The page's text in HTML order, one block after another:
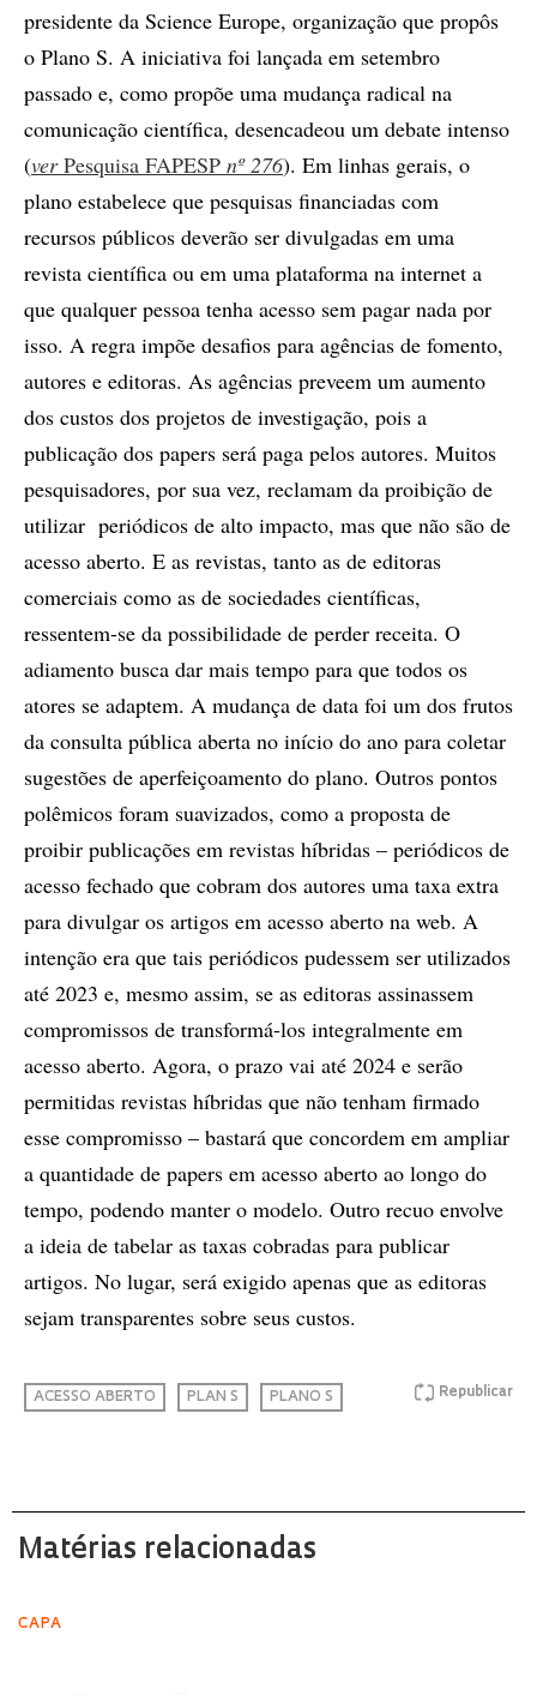
presidente da Science Europe, organização que propôs
o Plano S. A iniciativa foi lançada em setembro
passado e, como propõe uma mudança radical na
comunicação científica, desencadeou um debate intenso
(verPesquisa FAPESP nº 276). Em linhas gerais, o
plano estabelece que pesquisas financiadas com
recursos públicos deverão ser divulgadas em uma
revista científica ou em uma plataforma na internet a
que qualquer pessoa tenha acesso sem pagar nada por
isso. A regra impõe desafios para agências de fomento,
autores e editoras. As agências preveem um aumento
dos custos dos projetos de investigação, pois a
publicação dos papers será paga pelos autores. Muitos
pesquisadores, por sua vez, reclamam da proibição de
utilizar periódicos de alto impacto, mas que não são de
acesso aberto. E as revistas, tanto as de editoras
comerciais como as de sociedades científicas,
ressentem-se da possibilidade de perder receita. O
adiamento busca dar mais tempo para que todos os
atores se adaptem. A mudança de data foi um dos frutos
da consulta pública aberta no início do ano para coletar
sugestões de aperfeiçoamento do plano. Outros pontos
polêmicos foram suavizados, como a proposta de
proibir publicações em revistas híbridas – periódicos de
acesso fechado que cobram dos autores uma taxa extra
para divulgar os artigos em acesso aberto na web. A
intenção era que tais periódicos pudessem ser utilizados
até 2023 e, mesmo assim, se as editoras assinassem
compromissos de transformá-los integralmente em
acesso aberto. Agora, o prazo vai até 2024 e serão
permitidas revistas híbridas que não tenham firmado
esse compromisso – bastará que concordem em ampliar
a quantidade de papers em acesso aberto ao longo do
tempo, podendo manter o modelo. Outro recuo envolve
a ideia de tabelar as taxas cobradas para publicar
artigos. No lugar, será exigido apenas que as editoras
sejam transparentes sobre seus custos.
Republicar
ACESSO ABERTO PLAN S PLANO S